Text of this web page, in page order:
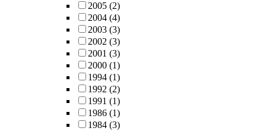
2005 (2)
2004 (4)
2003 (3)
2002 (3)
2001 (3)
2000 (1)
1994 (1)
1992 (2)
1991 (1)
1986 (1)
1984 (3)